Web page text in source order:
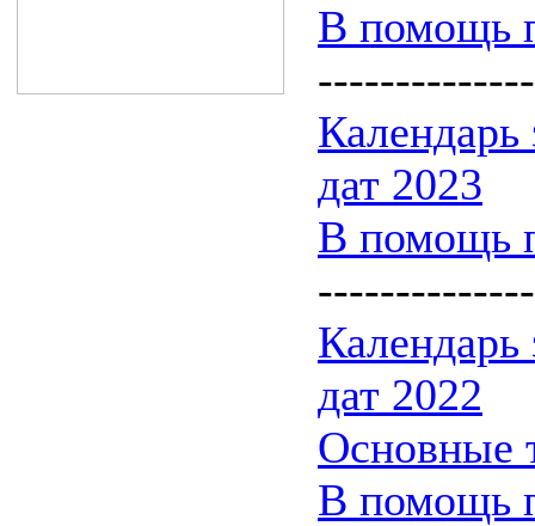
В помощь
дат 2023
В помощь
дат 2022
Основные
В помощь